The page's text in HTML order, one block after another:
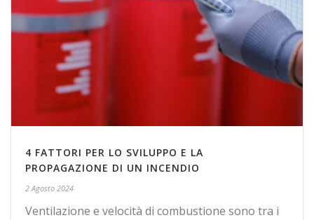
4 FATTORI PER LO SVILUPPO E LA
PROPAGAZIONE DI UN INCENDIO
2 Agosto 2024
Ventilazione e velocità di combustione sono tra i